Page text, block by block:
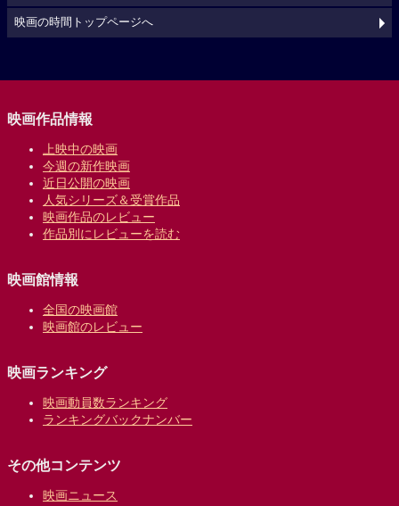
映画の時間トップページへ
映画作品情報
上映中の映画
今週の新作映画
近日公開の映画
人気シリーズ＆受賞作品
映画作品のレビュー
作品別にレビューを読む
映画館情報
全国の映画館
映画館のレビュー
映画ランキング
映画動員数ランキング
ランキングバックナンバー
その他コンテンツ
映画ニュース